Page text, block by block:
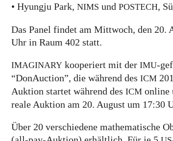
• Hyungju Park, NIMS und POSTECH,
Das Panel findet am Mittwoch, den 20.
Uhr in Raum 402 statt.
IMAGINARY kooperiert mit der IMU-
“DonAuction”, die während des ICM
Auktion startet während des ICM online
reale Auktion am 20. August um 17:30
Über 20 verschiedene mathematische